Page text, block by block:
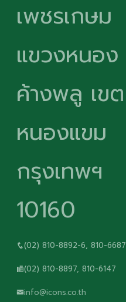
เพชรเกษม
แขวงหนอง
ค้างพลู เขต
หนองแขม
กรุงเทพฯ
10160
(02) 810-8892-6, 810-6687
(02) 810-8897, 810-6147
info@icons.co.th